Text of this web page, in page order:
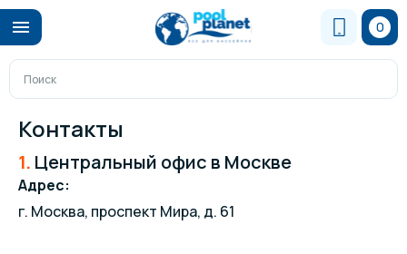
0
Контакты
1. Центральный офис в Москве
Адрес:
г. Москва, проспект Мира, д. 61